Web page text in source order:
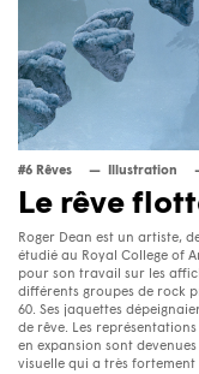
#6 Rêves Illustration
Le rêve
Roger Dean est un artiste,
étudié au Royal College of
pour son travail sur les
différents groupes de rock
60. Ses jaquettes
de rêve. Les
en expansion sont
visuelle qui a très fortement